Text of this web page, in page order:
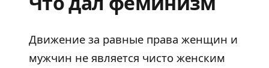
Движение за равные права женщин и
мужчин не является чисто женским